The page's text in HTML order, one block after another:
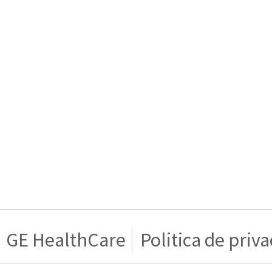
GE HealthCare Politica de